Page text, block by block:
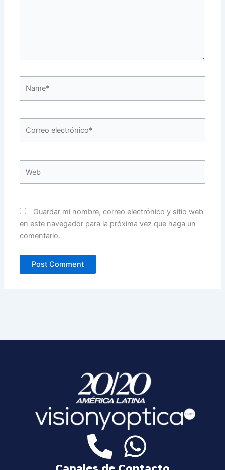
electrónico*
Guardar mi nombre, correo electrónico y sitio web
en este navegador para la próxima vez que haga un
comentario.